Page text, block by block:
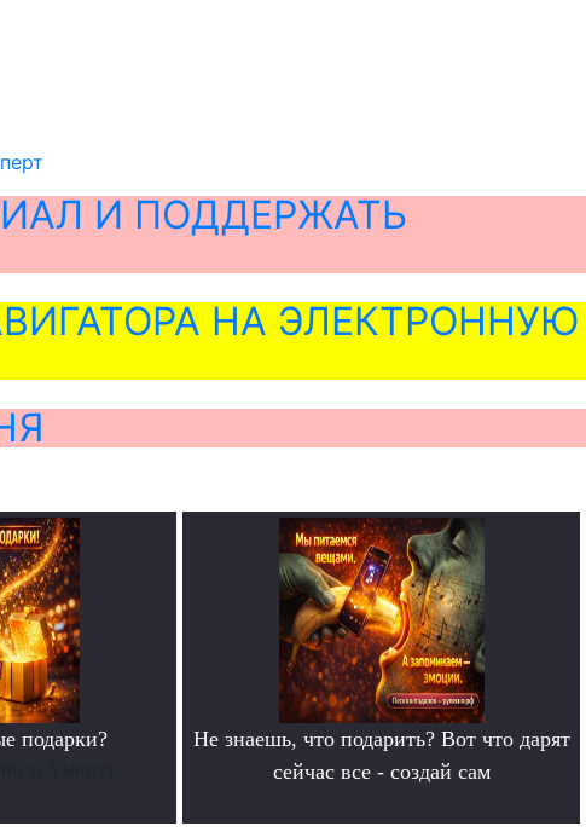
И ПОДДЕРЖАТЬ
НА ЭЛЕКТРОННУЮ
подарки?
Не знаешь, что подарить? Вот что дарят
сейчас все - создай сам